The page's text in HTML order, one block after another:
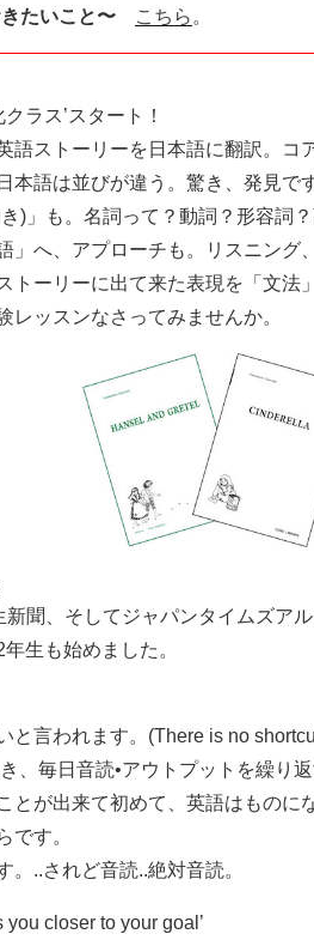
たいこと〜 こちら 。
ラス’スタート！
語ストーリーを日本語に翻訳。コ
本語は並びが違う。驚き、発見で
)」も。名詞って？動詞？形容詞
」へ、アプローチも。リスニング
トーリーに出て来た表現を「文法
レッスンなさってみませんか。
聞、そしてジャパンタイムズア
生も始めました。
と言われます。(There is no
、毎日音読•アウトプットを繰り返
とが出来て初めて、英語はもの
です。
。..されど音読..絶対音読。
you closer to your goal’